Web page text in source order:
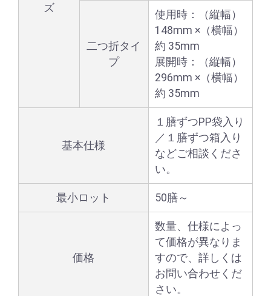
ズ
二つ折タイ
プ
使用時：（縦幅）
148mm ×（横幅）
約 35mm
展開時：（縦幅）
296mm ×（横幅）
約 35mm
基本仕様
１膳ずつPP袋入り
／１膳ずつ箱入り
などご相談くださ
い。
最小ロット 50膳～
価格
数量、仕様によっ
て価格が異なりま
すので、詳しくは
お問い合わせくだ
さい。